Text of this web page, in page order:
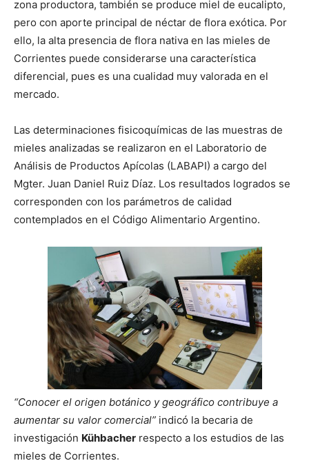
zona productora, también se produce miel de eucalipto,
pero con aporte principal de néctar de flora exótica. Por
ello, la alta presencia de flora nativa en las mieles de
Corrientes puede considerarse una característica
diferencial, pues es una cualidad muy valorada en el
mercado.
Las determinaciones fisicoquímicas de las muestras de
mieles analizadas se realizaron en el Laboratorio de
Análisis de Productos Apícolas (LABAPI) a cargo del
Mgter. Juan Daniel Ruiz Díaz. Los resultados logrados se
corresponden con los parámetros de calidad
contemplados en el Código Alimentario Argentino.
“Conocer el origen botánico y geográfico contribuye a
aumentar su valor comercial” indicó la becaria de
investigación Kühbacher respecto a los estudios de las
mieles de Corrientes.